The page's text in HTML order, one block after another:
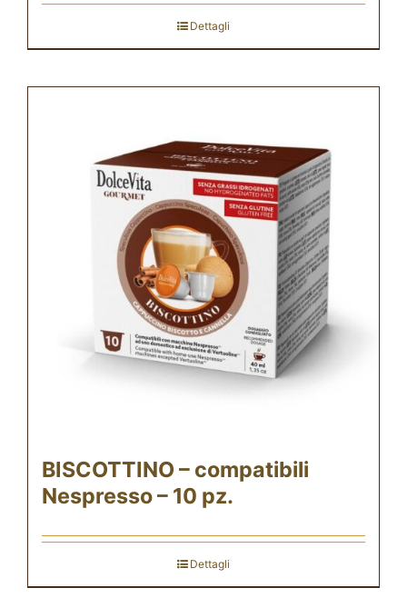
Dettagli
BISCOTTINO – compatibili
Nespresso – 10 pz.
Dettagli